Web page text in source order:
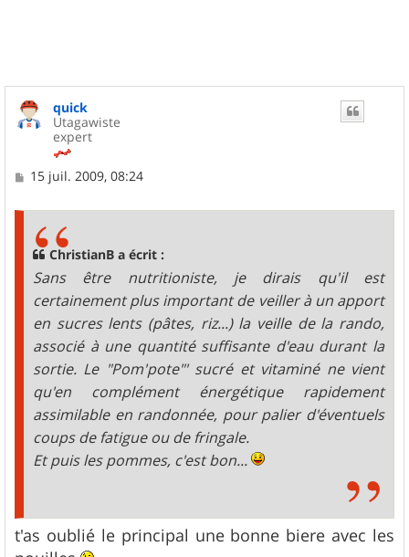
quick
Utagawiste
expert
M15 juil. 2009, 08:24
ChristianB a écrit :
Sans être nutritioniste, je dirais qu'il est
certainement plus important de veiller à un apport
en sucres lents (pâtes, riz...) la veille de la rando,
associé à une quantité suffisante d'eau durant la
sortie. Le "Pom'pote"' sucré et vitaminé ne vient
qu'en complément énergétique rapidement
assimilable en randonnée, pour palier d'éventuels
coups de fatigue ou de fringale.
Et puis les pommes, c'est bon...
t'as oublié le principal une bonne biere avec les